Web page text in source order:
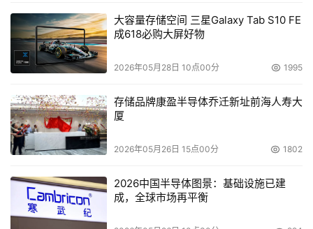
的大规模用户采购还没有到来。而且，当前服务器的热点也
不在64位上面。目前，低端市场是服务器市场的增长亮
点，在这方面，主要的采购用户是中小企业，他们对64位
的要求可以说是非常低的。没有真正的最多的用户支持，没
第四，64位联盟没有出现，这使得每个服务器厂商的
努力在整体上被大大削弱。中国人最讲和为贵，但是真正到
的概念。64位这个大的产业链，缺少了哪一环都不成，但
是我们的厂商好像对此没有太多的行动，或者说效果不明
大容量存储空间 三星Galaxy Tab S10 FE
成618必购大屏好物
2026年05月28日 10点00分 1995
存储品牌康盈半导体乔迁新址前海人寿大
厦
2026年05月26日 15点00分 1802
2026中国半导体图景：基础设施已建
成，全球市场再平衡